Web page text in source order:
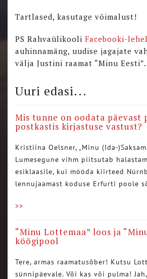
Tartlased, kasutage võimalust!
PS Rahvaülikooli Facebooki-lehel
auhinnamäng, uudise jagajate
välja Justini raamat “Minu Eesti”.
Uuri edasi...
Mis tunne on oodata päevast
postkastis kirjastuse vastust?
Kristiina Oelsner, „Minu (Ida-
Lumesegune vihm piitsutab
esiklaasile, kui mööda kiirteed
lennujaamast koduse Erfurti poole
>>
“Minu Lottemaa” loos ja
köögipool
Tere, armas raamatusõber! Kutsu
sünnipäevale. Või kas või pulma!